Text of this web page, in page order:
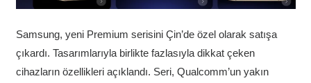
Samsung, yeni Premium serisini Çin’de özel olarak satışa
çıkardı. Tasarımlarıyla birlikte fazlasıyla dikkat çeken
cihazların özellikleri açıklandı. Seri, Qualcomm’un yakın